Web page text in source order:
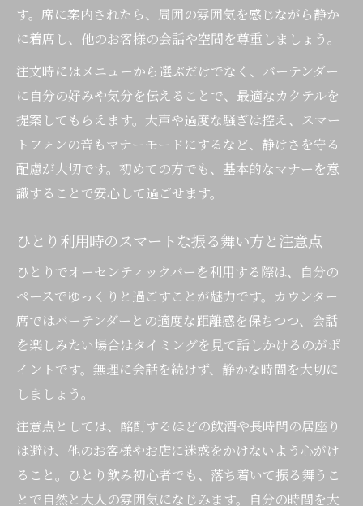
す。席に案内されたら、周囲の雰囲気を感じながら静か
に着席し、他のお客様の会話や空間を尊重しましょう。
注文時にはメニューから選ぶだけでなく、バーテンダー
に自分の好みや気分を伝えることで、最適なカクテルを
提案してもらえます。大声や過度な騒ぎは控え、スマー
トフォンの音もマナーモードにするなど、静けさを守る
配慮が大切です。初めての方でも、基本的なマナーを意
識することで安心して過ごせます。
ひとり利用時のスマートな振る舞い方と注意点
ひとりでオーセンティックバーを利用する際は、自分の
ペースでゆっくりと過ごすことが魅力です。カウンター
席ではバーテンダーとの適度な距離感を保ちつつ、会話
を楽しみたい場合はタイミングを見て話しかけるのがポ
イントです。無理に会話を続けず、静かな時間を大切に
しましょう。
注意点としては、酩酊するほどの飲酒や長時間の居座り
は避け、他のお客様やお店に迷惑をかけないよう心がけ
ること。ひとり飲み初心者でも、落ち着いて振る舞うこ
とで自然と大人の雰囲気になじみます。自分の時間を大